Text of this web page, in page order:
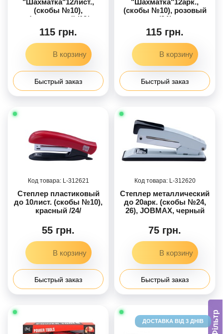
Фільтр
(скобы №10),
фиолетовый /12/
115 грн.
Быстрый заказ
(скобы №10), розовый
/24/
115 грн.
Быстрый заказ
312621
Степлер пластиковый
до 10лист. (скобы №10),
красный /24/
55 грн.
Быстрый заказ
312620
Степлер металлический
до 20арк. (скобы №24,
26), JOBMAX, черный
75 грн.
Быстрый заказ
ДОСТАВКА ВІД 3 ДНІВ